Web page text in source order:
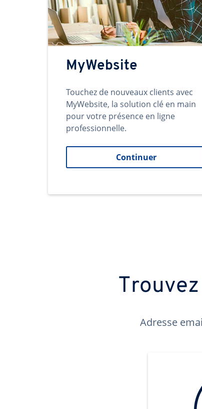
MyWebsite
Touchez de nouveaux clients avec
MyWebsite, la solution clé en main
pour votre présence en ligne
professionnelle.
Continuer
Adresse